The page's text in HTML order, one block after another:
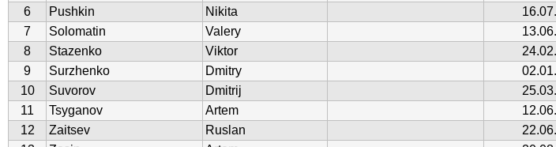
6
Pushkin Nikita
7
Solomatin Valery
8
Stazenko Viktor
9
Surzhenko Dmitry
10
Suvorov Dmitrij
11
Tsyganov Artem
12
Zaitsev Ruslan